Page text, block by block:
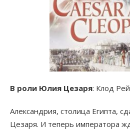
В роли Юлия Цезаря: Клод
Александрия, столица Египта,
Цезаря. И теперь императора